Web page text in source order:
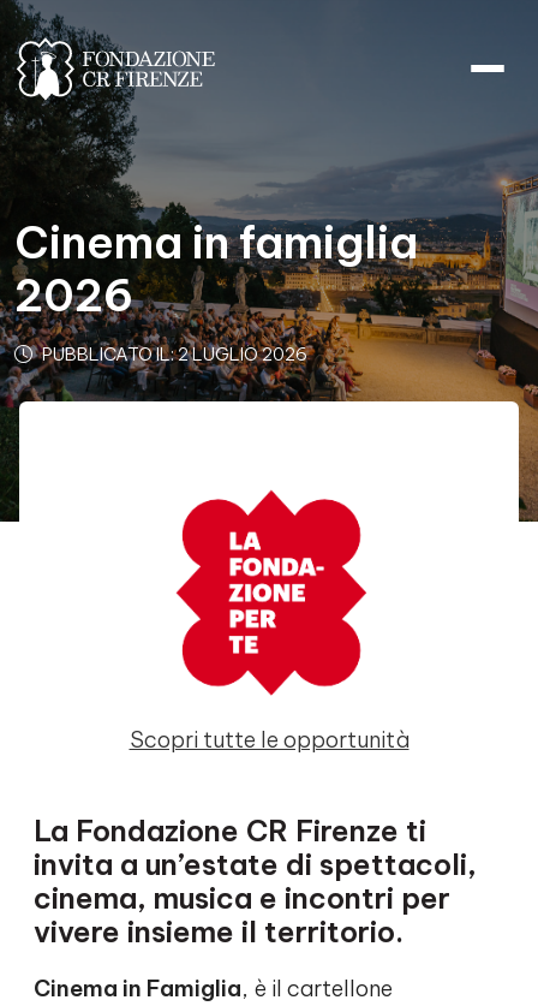
Cinema in famiglia
2026
PUBBLICATO IL: 2 LUGLIO 2026
Scopri tutte le opportunità
La Fondazione CR Firenze ti
invita a un’estate di spettacoli,
cinema, musica e incontri per
vivere insieme il territorio.
Cinema in Famiglia, è il cartellone